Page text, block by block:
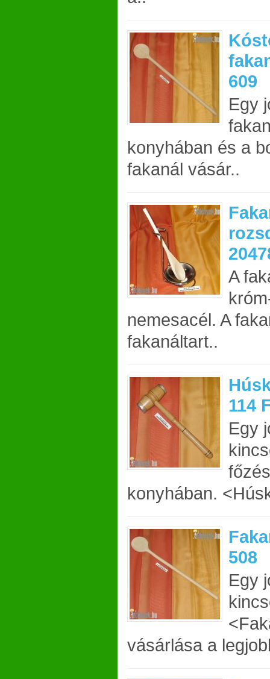
609
Egy
konyhában és a
fakanál vásár..
A
nemesacél. A
fakanáltart..
114
Egy
konyhában.
508
Egy
vásárlása a